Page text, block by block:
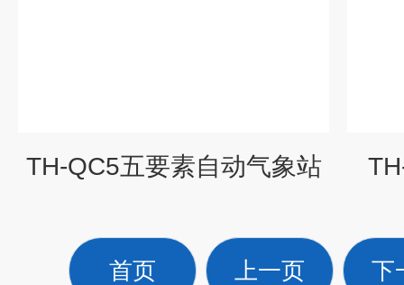
TH-QC5五要素自动气象站
首页 上一页 下